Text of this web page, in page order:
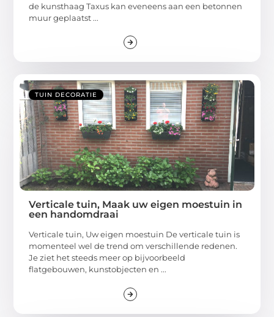
de kunsthaag Taxus kan eveneens aan een betonnen
muur geplaatst ...
TUIN DECORATIE
Verticale tuin, Maak uw eigen moestuin in
een handomdraai
Verticale tuin, Uw eigen moestuin De verticale tuin is
momenteel wel de trend om verschillende redenen.
Je ziet het steeds meer op bijvoorbeeld
flatgebouwen, kunstobjecten en ...